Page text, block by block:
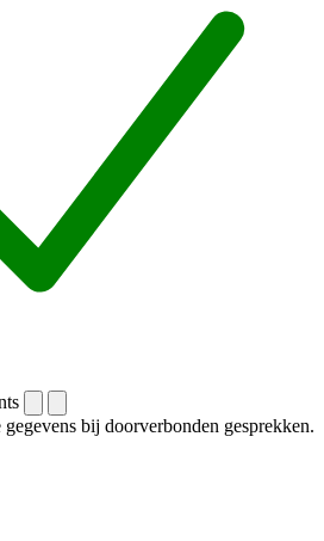
bij doorverbonden gesprekken.